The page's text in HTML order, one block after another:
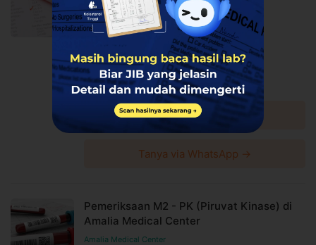
setelah waktu perubahan
Harga paket sudah termasuk biaya administrasi, convenience
fee, biaya pemeliharaan platform.
Medical Center
Amalia Medical Center
Harga Spesial
Rp1.050.000
Lihat detail →
Tanya via WhatsApp →
Pemeriksaan M2 - PK (Piruvat Kinase) di
Amalia Medical Center
Amalia Medical Center